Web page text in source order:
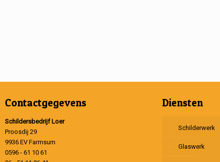
Contactgegevens
Schildersbedrijf Loer
Proosdij 29
9936 EV Farmsum
0596 - 61 10 61
Diensten
Schilderwerk
Glaswerk